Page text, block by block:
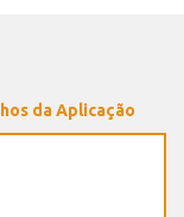
da Aplicação